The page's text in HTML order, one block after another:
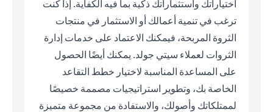
اختياراتك واستثماراتك ذكية بما فيه الكفاية. إذا كنت
ترغب في تنمية أعمالك أو الاستثمار في منتجات
الثروة المربحة، فيمكنك الاعتماد على خدمات إدارة
الثروات لعملاء سيتي جولد. يمكنك أيضًا الحصول
على المساعدة المناسبة لاختيار خطط التقاعد
الخاصة بك، وتطوير استراتيجيات مصممة خصيصًا
لممتلكاتك وأصولك، والاستفادة من مجموعة متميزة